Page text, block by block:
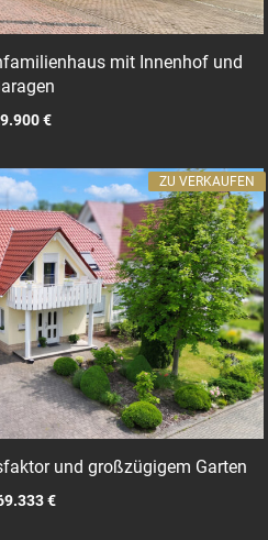
mit Innenhof und
€
und großzügigem Garten
€
ZU VERKAUFEN